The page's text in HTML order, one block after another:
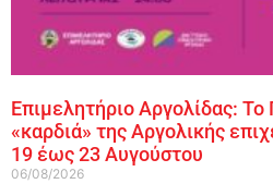
Επιμελητήριο Αργολίδας: Το
«καρδιά» της Αργολικής
19 έως 23 Αυγούστου
06/08/2026